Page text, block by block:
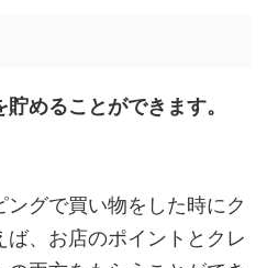
めることができます。
グで買い物をした時にク
、お店のポイントとクレ